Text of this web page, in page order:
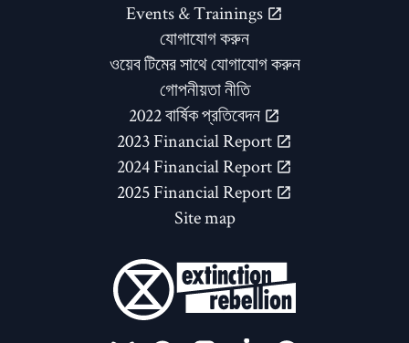
Events & Trainings
যোগাযোগ করুন
ওয়েব টিমের সাথে যোগাযোগ করুন
গোপনীয়তা নীতি
2022 বার্ষিক প্রতিবেদন
2023 Financial Report
2024 Financial Report
2025 Financial Report
Site map